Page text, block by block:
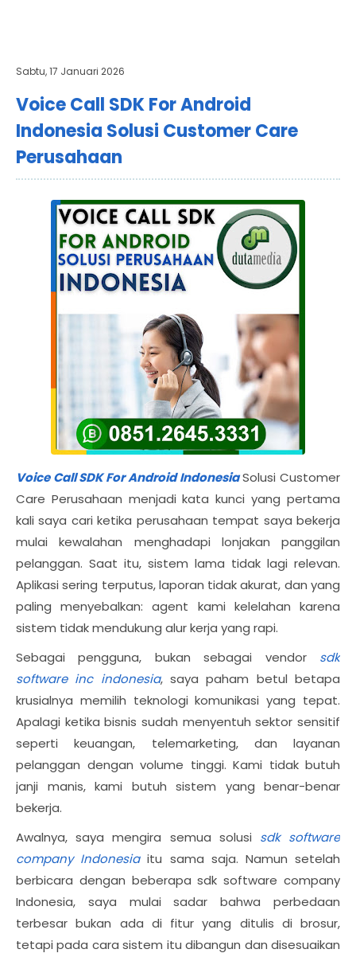
Sabtu, 17 Januari 2026
Voice Call SDK For Android
Indonesia Solusi Customer Care
Perusahaan
Voice Call SDK For Android IndonesiaSolusi Customer
Care Perusahaan menjadi kata kunci yang pertama
kali saya cari ketika perusahaan tempat saya bekerja
mulai kewalahan menghadapi lonjakan panggilan
pelanggan. Saat itu, sistem lama tidak lagi relevan.
Aplikasi sering terputus, laporan tidak akurat, dan yang
paling menyebalkan: agent kami kelelahan karena
sistem tidak mendukung alur kerja yang rapi.
Sebagai pengguna, bukan sebagai vendor sdk
software inc indonesia, saya paham betul betapa
krusialnya memilih teknologi komunikasi yang tepat.
Apalagi ketika bisnis sudah menyentuh sektor sensitif
seperti keuangan, telemarketing, dan layanan
pelanggan dengan volume tinggi. Kami tidak butuh
janji manis, kami butuh sistem yang benar-benar
bekerja.
Awalnya, saya mengira semua solusi sdk software
company Indonesiaitu sama saja. Namun setelah
berbicara dengan beberapa sdk software company
Indonesia, saya mulai sadar bahwa perbedaan
terbesar bukan ada di fitur yang ditulis di brosur,
tetapi pada cara sistem itu dibangun dan disesuaikan